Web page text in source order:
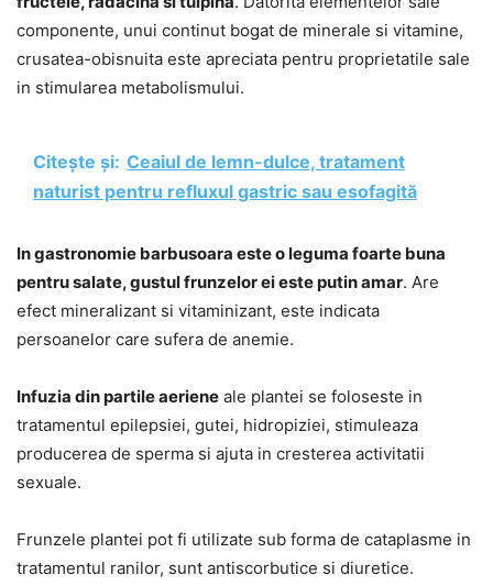
componente, unui continut bogat de minerale si vitamine,
crusatea-obisnuita este apreciata pentru proprietatile sale
in stimularea metabolismului.
Citește și: Ceaiul de lemn-dulce, tratament
naturist pentru refluxul gastric sau esofagită
In gastronomie barbusoara este o leguma foarte buna
pentru salate, gustul frunzelor ei este putin amar. Are
efect mineralizant si vitaminizant, este indicata
persoanelor care sufera de anemie.
Infuzia din partile aeriene ale plantei se foloseste in
tratamentul epilepsiei, gutei, hidropiziei, stimuleaza
producerea de sperma si ajuta in cresterea activitatii
sexuale.
Frunzele plantei pot fi utilizate sub forma de cataplasme in
tratamentul ranilor, sunt antiscorbutice si diuretice.